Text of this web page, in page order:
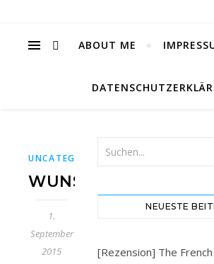
ABOUT ME
UNCATEGORIZED
WUNSCHLISTE
1.
September
2015
NEUESTE
[Rezension] The